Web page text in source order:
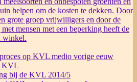
helpen om de kosten te dekken. Door
grote groep vrijwilligers en door de
mensen met een beperking heeft de
winkel.
op KVL medio vorige eeuw
KVL
bij de KVL 2014/5